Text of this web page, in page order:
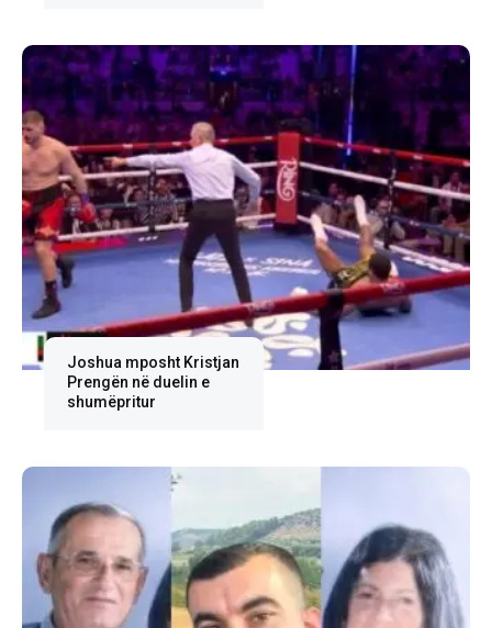
Joshua mposht Kristjan
Prengën në duelin e
shumëpritur